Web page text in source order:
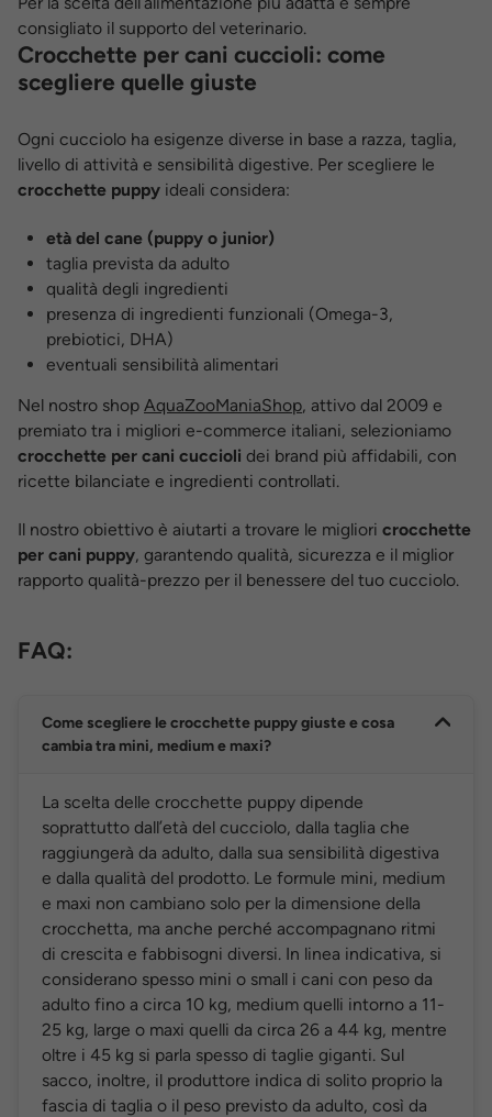
consigliato il supporto del veterinario.
Crocchette per cani cuccioli: come
scegliere quelle giuste
Ogni cucciolo ha esigenze diverse in base a razza, taglia,
livello di attività e sensibilità digestive. Per scegliere le
crocchette puppy ideali considera:
età del cane (puppy o junior)
taglia prevista da adulto
qualità degli ingredienti
presenza di ingredienti funzionali (Omega-3,
prebiotici, DHA)
eventuali sensibilità alimentari
Nel nostro shop AquaZooManiaShop, attivo dal 2009 e
premiato tra i migliori e-commerce italiani, selezioniamo
crocchette per cani cuccioli dei brand più affidabili, con
ricette bilanciate e ingredienti controllati.
Il nostro obiettivo è aiutarti a trovare le migliori crocchette
per cani puppy, garantendo qualità, sicurezza e il miglior
rapporto qualità-prezzo per il benessere del tuo cucciolo.
FAQ:
Come scegliere le crocchette puppy giuste e cosa
cambia tra mini, medium e maxi?
La scelta delle crocchette puppy dipende
soprattutto dall’età del cucciolo, dalla taglia che
raggiungerà da adulto, dalla sua sensibilità digestiva
e dalla qualità del prodotto. Le formule mini, medium
e maxi non cambiano solo per la dimensione della
crocchetta, ma anche perché accompagnano ritmi
di crescita e fabbisogni diversi. In linea indicativa, si
considerano spesso mini o small i cani con peso da
adulto fino a circa 10 kg, medium quelli intorno a 11-
25 kg, large o maxi quelli da circa 26 a 44 kg, mentre
oltre i 45 kg si parla spesso di taglie giganti. Sul
sacco, inoltre, il produttore indica di solito proprio la
fascia di taglia o il peso previsto da adulto, così da